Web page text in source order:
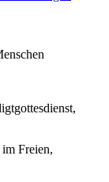
Freien,